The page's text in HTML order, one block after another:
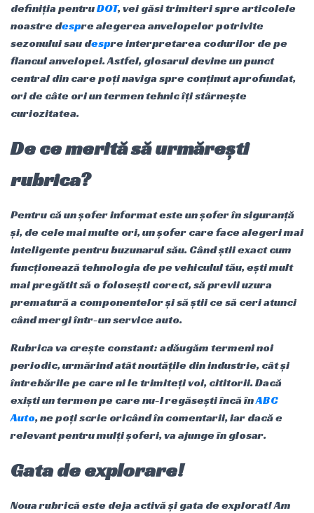
definiția pentruDOT, vei găsi trimiteri spre articolele
noastre despre alegerea anvelopelor potrivite
sezonului sau despre interpretarea codurilor de pe
flancul anvelopei. Astfel, glosarul devine un punct
central din care poți naviga spre conținut aprofundat,
ori de câte ori un termen tehnic îți stârnește
curiozitatea.
De ce merită să urmărești
rubrica?
Pentru că un șofer informat este un șofer în siguranță
și, de cele mai multe ori, un șofer care face alegeri mai
inteligente pentru buzunarul său. Când știi exact cum
funcționează tehnologia de pe vehiculul tău, ești mult
mai pregătit să o folosești corect, să previi uzura
prematură a componentelor și să știi ce să ceri atunci
când mergi într-un service auto.
Rubrica va crește constant: adăugăm termeni noi
periodic, urmărind atât noutățile din industrie, cât și
întrebările pe care ni le trimiteți voi, cititorii. Dacă
exiști un termen pe care nu-l regăsești încă înABC
Auto, ne poți scrie oricând în comentarii, iar dacă e
relevant pentru mulți șoferi, va ajunge în glosar.
Gata de explorare!
Noua rubrică este deja activă și gata de explorat! Am